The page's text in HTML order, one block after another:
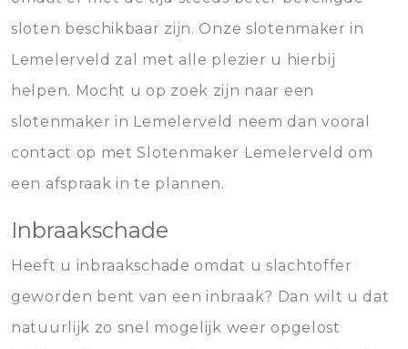
sloten beschikbaar zijn. Onze slotenmaker in
Lemelerveld zal met alle plezier u hierbij
helpen. Mocht u op zoek zijn naar een
slotenmaker in Lemelerveld neem dan vooral
contact op met Slotenmaker Lemelerveld om
een afspraak in te plannen.
Inbraakschade
Heeft u inbraakschade omdat u slachtoffer
geworden bent van een inbraak? Dan wilt u dat
natuurlijk zo snel mogelijk weer opgelost